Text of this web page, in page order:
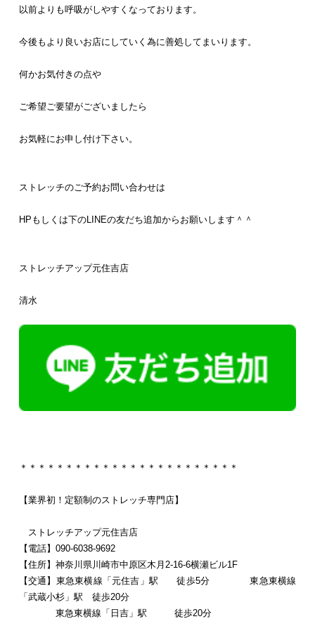
以前よりも呼吸がしやすくなっております。
今後もより良いお店にしていく為に善処してまいります。
何かお気付きの点や
ご希望ご要望がございましたら
お気軽にお申し付け下さい。
ストレッチのご予約お問い合わせは
HPもしくは下のLINEの友だち追加からお願いします＾＾
ストレッチアップ元住吉店
清水
＊＊＊＊＊＊＊＊＊＊＊＊＊＊＊＊＊＊＊＊＊＊＊＊
【業界初！定額制のストレッチ専門店】
ストレッチアップ元住吉店
【電話】090-6038-9692
【住所】神奈川県川崎市中原区木月2-16-6横瀬ビル1F
【交通】東急東横線「元住吉」駅 徒歩5分
東急東横線
「武蔵小杉」駅 徒歩20分
東急東横線「日吉」駅 徒歩20分